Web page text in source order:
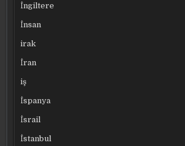
İngiltere
İnsan
irak
İran
iş
İspanya
İsrail
İstanbul